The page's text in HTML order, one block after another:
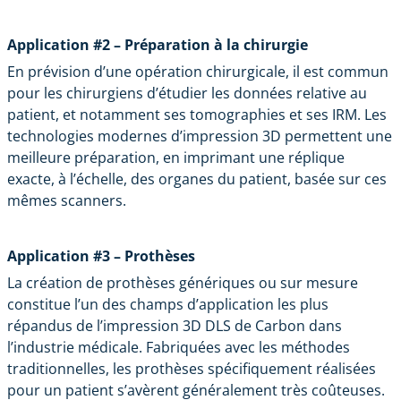
Application #2 – Préparation à la chirurgie
En prévision d’une opération chirurgicale, il est commun
pour les chirurgiens d’étudier les données relative au
patient, et notamment ses tomographies et ses IRM. Les
technologies modernes d’impression 3D permettent une
meilleure préparation, en imprimant une réplique
exacte, à l’échelle, des organes du patient, basée sur ces
mêmes scanners.
Application #3 – Prothèses
La création de prothèses génériques ou sur mesure
constitue l’un des champs d’application les plus
répandus de l’impression 3D DLS de Carbon dans
l’industrie médicale. Fabriquées avec les méthodes
traditionnelles, les prothèses spécifiquement réalisées
pour un patient s’avèrent généralement très coûteuses.